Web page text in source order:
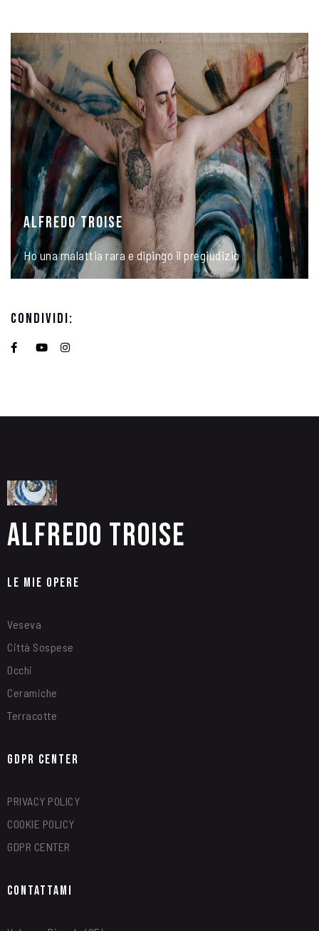
ALFREDO TROISE
Ho una malattia rara e dipingo il pregiudizio
Condividi:
Alfredo Troise
Le Mie Opere
Veseva
Città Sospese
Occhi
Ceramiche
Terracotte
GDPR Center
PRIVACY POLICY
COOKIE POLICY
GDPR CENTER
Contattami